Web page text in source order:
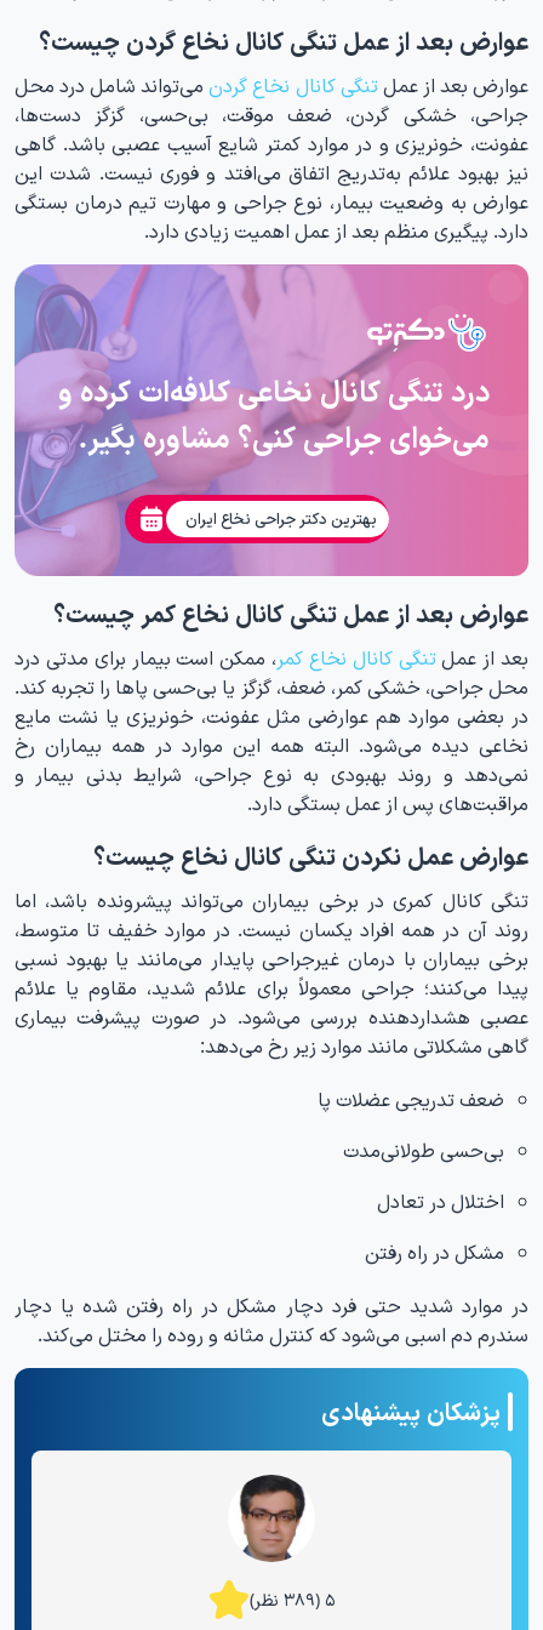
عوارض بعد از عمل تنگی کانال نخاع گردن چیست؟
عوارض بعد از عملتنگی کانال نخاع گردنمی‌تواند شامل درد محل
جراحی، خشکی گردن، ضعف موقت، بی‌حسی، گزگز دست‌ها،
عفونت، خونریزی و در موارد کمتر شایع آسیب عصبی باشد. گاهی
نیز بهبود علائم به‌تدریج اتفاق می‌افتد و فوری نیست. شدت این
عوارض به وضعیت بیمار، نوع جراحی و مهارت تیم درمان بستگی
دارد. پیگیری منظم بعد از عمل اهمیت زیادی دارد.
درد تنگی کانال نخاعی کلافه‌ات کرده و
می‌خوای جراحی کنی؟ مشاوره بگیر.
بهترین دکتر جراحی نخاع ایران
عوارض بعد از عمل تنگی کانال نخاع کمر چیست؟
بعد از عملتنگی کانال نخاع کمر، ممکن است بیمار برای مدتی درد
محل جراحی، خشکی کمر، ضعف، گزگز یا بی‌حسی پاها را تجربه کند.
در بعضی موارد هم عوارضی مثل عفونت، خونریزی یا نشت مایع
نخاعی دیده می‌شود. البته همه این موارد در همه بیماران رخ
نمی‌دهد و روند بهبودی به نوع جراحی، شرایط بدنی بیمار و
مراقبت‌های پس از عمل بستگی دارد.
عوارض عمل نکردن تنگی کانال نخاع چیست؟
تنگی کانال کمری در برخی بیماران می‌تواند پیشرونده باشد، اما
روند آن در همه افراد یکسان نیست. در موارد خفیف تا متوسط،
برخی بیماران با درمان غیرجراحی پایدار می‌مانند یا بهبود نسبی
پیدا می‌کنند؛ جراحی معمولاً برای علائم شدید، مقاوم یا علائم
عصبی هشداردهنده بررسی می‌شود. در صورت پیشرفت بیماری
گاهی مشکلاتی مانند موارد زیر رخ می‌دهد:
ضعف تدریجی عضلات پا
بی‌حسی طولانی‌مدت
اختلال در تعادل
مشکل در راه رفتن
در موارد شدید حتی فرد دچار مشکل در راه رفتن شده یا دچار
سندرم دم اسبی می‌شود که کنترل مثانه و روده را مختل می‌کند.
پزشکان پیشنهادی
۵ (۳۸۹ نظر)